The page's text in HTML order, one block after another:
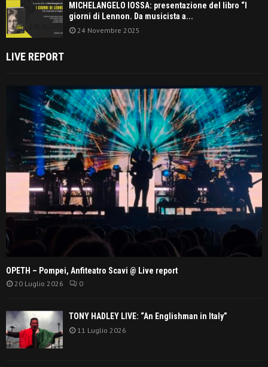
MICHELANGELO IOSSA: presentazione del libro “I
giorni di Lennon. Da musicista a...
24 Novembre 2025
LIVE REPORT
OPETH – Pompei, Anfiteatro Scavi @ Live report
20 Luglio 2026 0
TONY HADLEY LIVE: “An Englishman in Italy”
11 Luglio 2026